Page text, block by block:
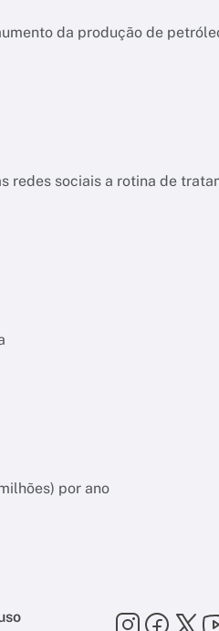
da produção de
redes sociais a rotina de
por ano